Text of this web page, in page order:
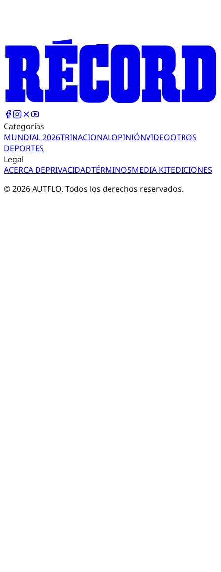
Categorías
MUNDIAL 2026TRINACIONALOPINIÓNVIDEOOTROS
DEPORTES
Legal
ACERCA DEPRIVACIDADTÉRMINOSMEDIA KITEDICIONES
©2026AUTFLO. Todos los derechos reservados.